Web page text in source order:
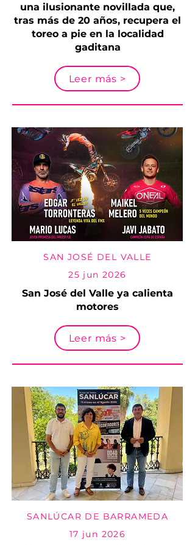
una ilusionante novillada que,
tras más de 20 años, recupera el
toreo a pie en la localidad
gaditana
Leer más >
SAN JOSÉ DEL VALLE
25 jun 2026
San José del Valle ya calienta
motores
Leer más >
SANLÚCAR DE BARRAMEDA
17 jun 2026